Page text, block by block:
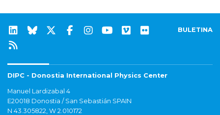
BULETINA
DIPC - Donostia International Physics Center
Manuel Lardizabal 4
E20018 Donostia / San Sebastián SPAIN
N 43.305822, W 2.010172